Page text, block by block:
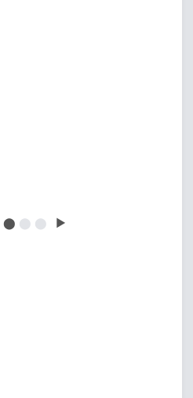
⬤ ⬤ ⬤ ▶